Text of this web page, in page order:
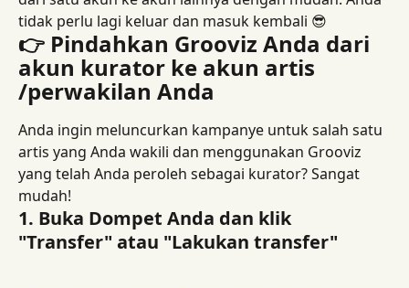
tidak perlu lagi keluar dan masuk kembali 😎
👉 Pindahkan Grooviz Anda dari
akun kurator ke akun artis
/perwakilan Anda
Anda ingin meluncurkan kampanye untuk salah satu
artis yang Anda wakili dan menggunakan Grooviz
yang telah Anda peroleh sebagai kurator? Sangat
mudah!
1. Buka Dompet Anda dan klik
"Transfer" atau "Lakukan transfer"